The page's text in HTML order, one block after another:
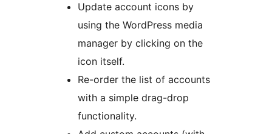
Update account icons by
using the WordPress media
manager by clicking on the
icon itself.
Re-order the list of accounts
with a simple drag-drop
functionality.